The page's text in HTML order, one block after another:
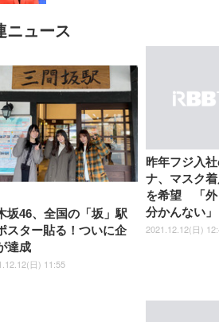
レワーク 疲れない 跳ね
式アームレスト コンパク
105度ロッキング pc 事務
360度回転 座面昇降 強化
ロン樹脂ベース 通気性メ
在宅ワーク H-
黒網+黒枠+黒足)
／デスクチェア メッシュ
ア 人間工学 疲れない ブラ
ク
￥27,999
WT | 31.5型4K
・USB Type-C・ホワイ
EV2740X-WT | 27.0型4K
UHD・USB Type-C・ホワイ
￥109,572
薄型 レギュラー 1回使い
無香料 ホワイト 300枚
ーツ 厚型 ワイド 42枚x2
枚) ホワイト(吸収面:ライ
ルー)
￥3,234
ニュース
坂46、全国の「坂」駅
スター貼る！ついに企
達成
日) 11:55
昨年フジ入
ナ、マスク
を希望 「外
分かんない」
2021.12.12(日)